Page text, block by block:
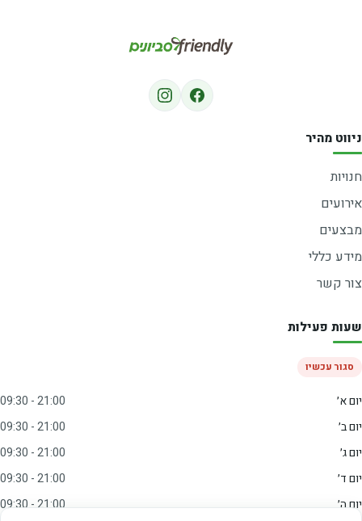
ניווט מהיר
חנויות
אירועים
מבצעים
מידע כללי
צור קשר
שעות פעילות
סגור עכשיו
יום א׳
09:30 - 21:00
יום ב׳
09:30 - 21:00
יום ג׳
09:30 - 21:00
יום ד׳
09:30 - 21:00
יום ה׳
09:30 - 21:00